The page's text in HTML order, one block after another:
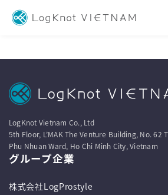
LogKnot Vietnam Co., Ltd
5th Floor, L’MAK The Venture Building, No. 62
Phu Nhuan Ward, Ho Chi Minh City, Vietnam
グループ企業
株式会社LogProstyle